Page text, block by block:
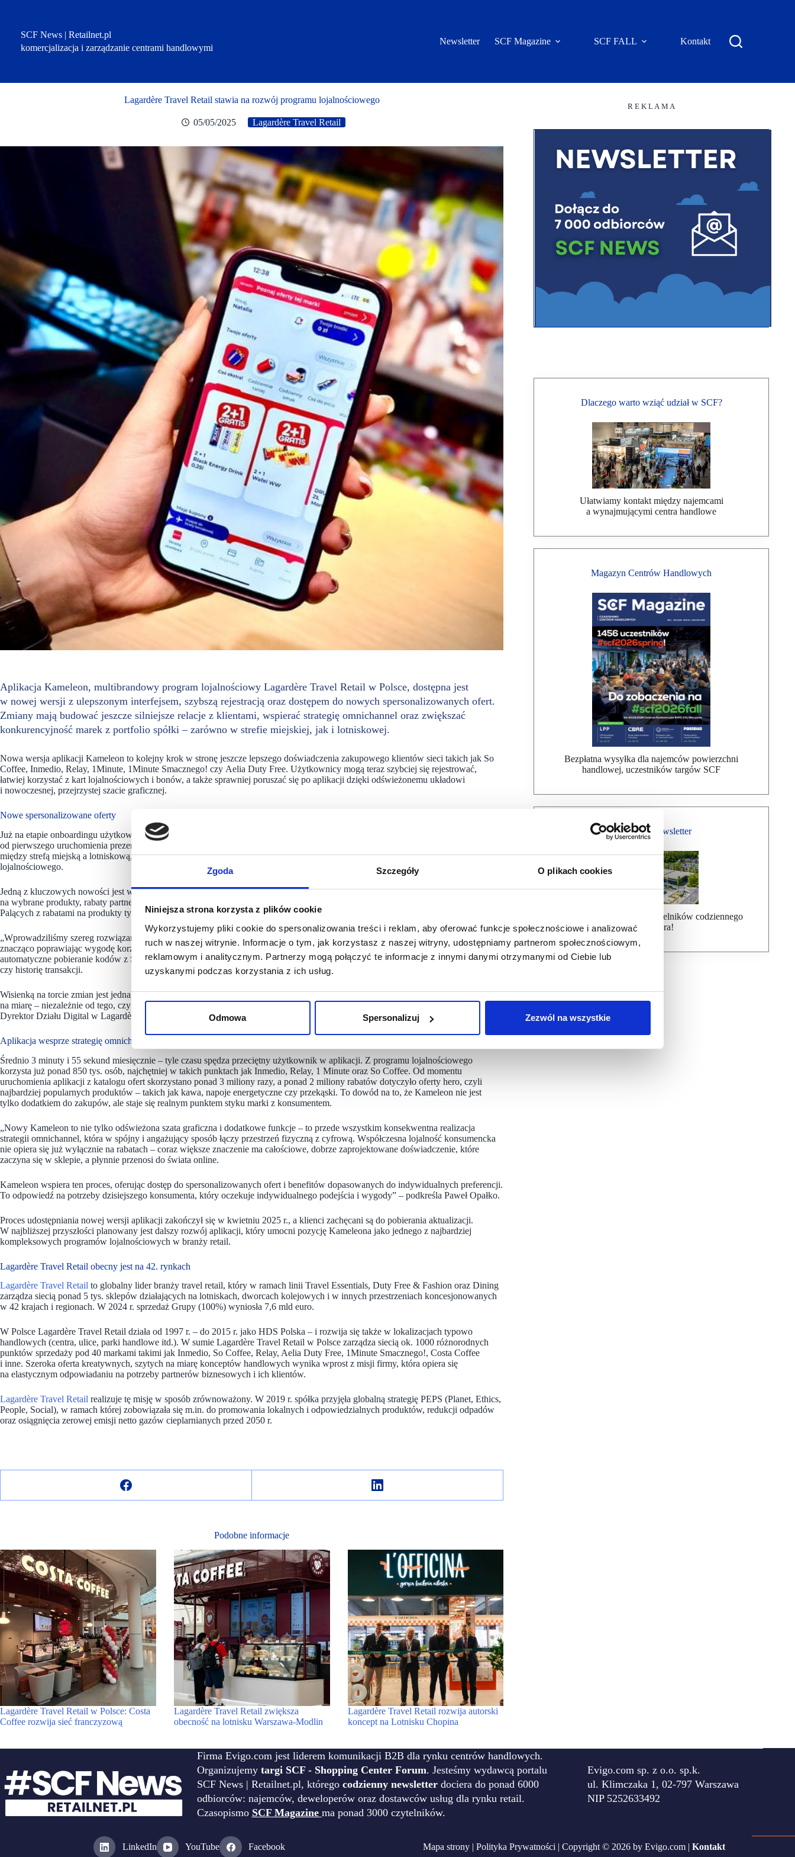
Zgoda Szczegóły O plikach cookies
Niniejsza strona korzysta z plików cookie
Wykorzystujemy pliki cookie do spersonalizowania treści i reklam, aby oferować funkcje społecznościowe i analizować
ruch w naszej witrynie. Informacje o tym, jak korzystasz z naszej witryny, udostępniamy partnerom społecznościowym,
reklamowym i analitycznym. Partnerzy mogą połączyć te informacje z innymi danymi otrzymanymi od Ciebie lub
uzyskanymi podczas korzystania z ich usług.
Odmowa Spersonalizuj Zezwól na wszystkie
SCF News | Retailnet.pl
komercjalizacja i zarządzanie centrami handlowymi
Newsletter SCF Magazine SCF FALL Kontakt
Lagardère Travel Retail stawia na rozwój programu lojalnościowego
05/05/2025 Lagardère Travel Retail
Aplikacja Kameleon, multibrandowy program lojalnościowy Lagardère Travel Retail w Polsce, dostępna jest
w nowej wersji z ulepszonym interfejsem, szybszą rejestracją oraz dostępem do nowych spersonalizowanych ofert.
Zmiany mają budować jeszcze silniejsze relacje z klientami, wspierać strategię omnichannel oraz zwiększać
konkurencyjność marek z portfolio spółki – zarówno w strefie miejskiej, jak i lotniskowej.
Nowa wersja aplikacji Kameleon to kolejny krok w stronę jeszcze lepszego doświadczenia zakupowego klientów sieci takich jak So
Coffee, Inmedio, Relay, 1Minute, 1Minute Smacznego! czy Aelia Duty Free. Użytkownicy mogą teraz szybciej się rejestrować,
łatwiej korzystać z kart lojalnościowych i bonów, a także sprawniej poruszać się po aplikacji dzięki odświeżonemu układowi
i nowoczesnej, przejrzystej szacie graficznej.
Nowe spersonalizowane oferty
Już na etapie onboardingu użytkownik może wskazać swój ulubiony sklep oraz lokalizację lotniska, co pozwala aplikacji już
od pierwszego uruchomienia prezentować oferty dopasowane do preferencji. Jednocześnie, dzięki możliwości łatwego przełączania się
między strefą miejską a lotniskową, korzystający z aplikacji mogą czerpać z pełni benefitów multibrandowego programu
lojalnościowego.
Jedną z kluczowych nowości jest wprowadzenie Stref Specjalnych, gdzie użytkownicy znajdą wyjątkowe oferty, m.in. promocje
na wybrane produkty, rabaty partnerów programu, bony urodzinowe, aktywacje związane z wydarzeniami specjalnymi czy Strefę dla
Palących z rabatami na produkty tytoniowe.
„Wprowadziliśmy szereg rozwiązań zgodnych z najlepszymi standardami UX i nawykami użytkowników mobilnych, tym samym
znacząco poprawiając wygodę korzystania z aplikacji. Zmiany technologiczne obejmują szereg praktycznych udogodnień, takich jak
automatyczne pobieranie kodów z SMS-ów, podświetlanie ekranu w momencie skanowania bonów, dostęp do kart w trybie offline
czy historię transakcji.
Wisienką na torcie zmian jest jednak personalizacja – użytkownik od pierwszego kontaktu z aplikacją otrzymuje oferty skrojone
na miarę – niezależnie od tego, czy kupuje prasę, napoje, ulubiony zestaw kawy z kanapką czy perfumy” – mówi Paweł Opałko,
Dyrektor Działu Digital w Lagardère Travel Retail w Polsce.
Aplikacja wesprze strategię omnichannel
Średnio 3 minuty i 55 sekund miesięcznie – tyle czasu spędza przeciętny użytkownik w aplikacji. Z programu lojalnościowego
korzysta już ponad 850 tys. osób, najchętniej w takich punktach jak Inmedio, Relay, 1 Minute oraz So Coffee. Od momentu
uruchomienia aplikacji z katalogu ofert skorzystano ponad 3 miliony razy, a ponad 2 miliony rabatów dotyczyło oferty hero, czyli
najbardziej popularnych produktów – takich jak kawa, napoje energetyczne czy przekąski. To dowód na to, że Kameleon nie jest
tylko dodatkiem do zakupów, ale staje się realnym punktem styku marki z konsumentem.
„Nowy Kameleon to nie tylko odświeżona szata graficzna i dodatkowe funkcje – to przede wszystkim konsekwentna realizacja
strategii omnichannel, która w spójny i angażujący sposób łączy przestrzeń fizyczną z cyfrową. Współczesna lojalność konsumencka
nie opiera się już wyłącznie na rabatach – coraz większe znaczenie ma całościowe, dobrze zaprojektowane doświadczenie, które
zaczyna się w sklepie, a płynnie przenosi do świata online.
Kameleon wspiera ten proces, oferując dostęp do spersonalizowanych ofert i benefitów dopasowanych do indywidualnych preferencji.
To odpowiedź na potrzeby dzisiejszego konsumenta, który oczekuje indywidualnego podejścia i wygody” – podkreśla Paweł Opałko.
Proces udostępniania nowej wersji aplikacji zakończył się w kwietniu 2025 r., a klienci zachęcani są do pobierania aktualizacji.
W najbliższej przyszłości planowany jest dalszy rozwój aplikacji, który umocni pozycję Kameleona jako jednego z najbardziej
kompleksowych programów lojalnościowych w branży retail.
Lagardère Travel Retail obecny jest na 42. rynkach
Lagardère Travel Retail to globalny lider branży travel retail, który w ramach linii Travel Essentials, Duty Free & Fashion oraz Dining
zarządza siecią ponad 5 tys. sklepów działających na lotniskach, dworcach kolejowych i w innych przestrzeniach koncesjonowanych
w 42 krajach i regionach. W 2024 r. sprzedaż Grupy (100%) wyniosła 7,6 mld euro.
W Polsce Lagardère Travel Retail działa od 1997 r. – do 2015 r. jako HDS Polska – i rozwija się także w lokalizacjach typowo
handlowych (centra, ulice, parki handlowe itd.). W sumie Lagardère Travel Retail w Polsce zarządza siecią ok. 1000 różnorodnych
punktów sprzedaży pod 40 markami takimi jak Inmedio, So Coffee, Relay, Aelia Duty Free, 1Minute Smacznego!, Costa Coffee
i inne. Szeroka oferta kreatywnych, szytych na miarę konceptów handlowych wynika wprost z misji firmy, która opiera się
na elastycznym odpowiadaniu na potrzeby partnerów biznesowych i ich klientów.
Lagardère Travel Retail realizuje tę misję w sposób zrównoważony. W 2019 r. spółka przyjęła globalną strategię PEPS (Planet, Ethics,
People, Social), w ramach której zobowiązała się m.in. do promowania lokalnych i odpowiedzialnych produktów, redukcji odpadów
oraz osiągnięcia zerowej emisji netto gazów cieplarnianych przed 2050 r.
Podobne informacje
Lagardère Travel Retail w Polsce: Costa
Coffee rozwija sieć franczyzową
Lagardère Travel Retail zwiększa
obecność na lotnisku Warszawa-Modlin
Lagardère Travel Retail rozwija autorski
koncept na Lotnisku Chopina
R E K L A M A
Dlaczego warto wziąć udział w SCF?
Ułatwiamy kontakt między najemcami
a wynajmującymi centra handlowe
Magazyn Centrów Handlowych
Bezpłatna wysyłka dla najemców powierzchni
handlowej, uczestników targów SCF
Bezpłatny Newsletter
Dołącz do ponad 7000 czytelników codziennego
newslettera!
Firma Evigo.com jest liderem komunikacji B2B dla rynku centrów handlowych.
Organizujemy targi SCF - Shopping Center Forum. Jesteśmy wydawcą portalu
SCF News | Retailnet.pl, którego codzienny newsletter dociera do ponad 6000
odbiorców: najemców, deweloperów oraz dostawców usług dla rynku retail.
Czasopismo SCF Magazine ma ponad 3000 czytelników.
Evigo.com sp. z o.o. sp.k.
ul. Klimczaka 1, 02-797 Warszawa
NIP 5252633492
LinkedIn YouTube Facebook Mapa strony| Polityka Prywatności | Copyright © 2026 by Evigo.com | Kontakt